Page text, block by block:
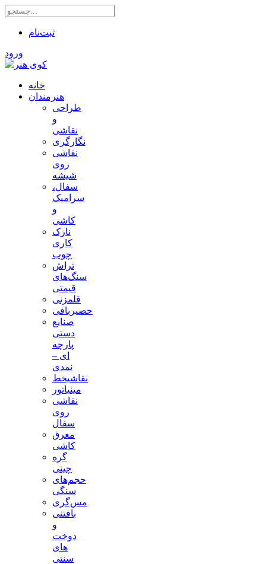
ثبت‌نام
ورود
خانه
هنرمندان
طراحی
و
نقاشی
نگارگری
نقاشی
روی
شیشه
سفال،
سرامیک
و
کاشی
نازک
کاری
چوب
تراش
سنگ‌های
قیمتی
قلمزنی
حصیربافی
صنایع
دستی
پارچه
ای –
نمدی
نقاشیخط
مینیاتور
نقاشی
روی
سفال
معرق
کاشی
گره
چینی
حجم‌های
سنگی
مس‌گری
بافتنی‌
و
دوخت
های
سنتی